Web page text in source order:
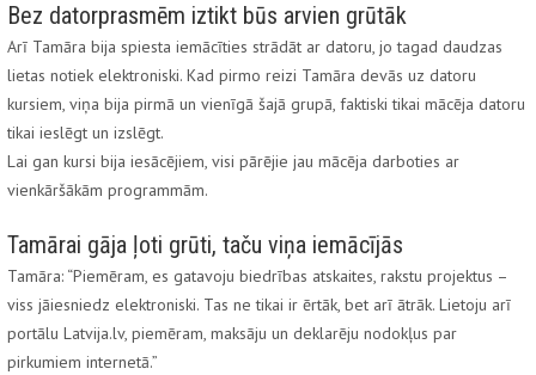
Bez datorprasmēm iztikt būs arvien grūtāk
Arī Tamāra bija spiesta iemācīties strādāt ar datoru, jo tagad daudzas
lietas notiek elektroniski. Kad pirmo reizi Tamāra devās uz datoru
kursiem, viņa bija pirmā un vienīgā šajā grupā, faktiski tikai mācēja datoru
tikai ieslēgt un izslēgt.
Lai gan kursi bija iesācējiem, visi pārējie jau mācēja darboties ar
vienkāršākām programmām.
Tamārai gāja ļoti grūti, taču viņa iemācījās
Tamāra: “Piemēram, es gatavoju biedrības atskaites, rakstu projektus –
viss jāiesniedz elektroniski. Tas ne tikai ir ērtāk, bet arī ātrāk. Lietoju arī
portālu Latvija.lv, piemēram, maksāju un deklarēju nodokļus par
pirkumiem internetā.”